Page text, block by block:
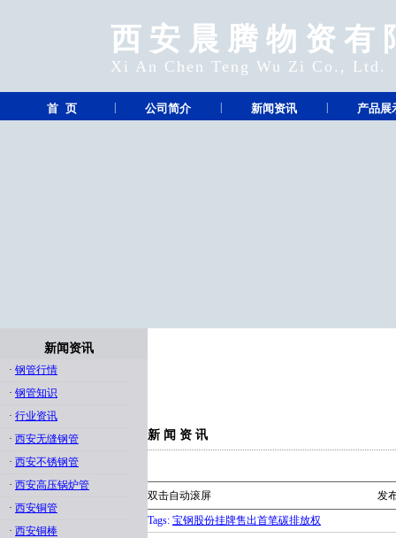
西安晨腾物资有
Xi An Chen Teng Wu Zi Co., Ltd.
首 页 公司简介 新闻资讯 产品展
新闻资讯
· 钢管行情
· 钢管知识
· 行业资讯
· 西安无缝钢管
· 西安不锈钢管
· 西安高压锅炉管
· 西安铜管
· 西安铜棒
新 闻 资 讯
双击自动滚屏
发
Tags: 宝钢股份挂牌售出首笔碳排放权